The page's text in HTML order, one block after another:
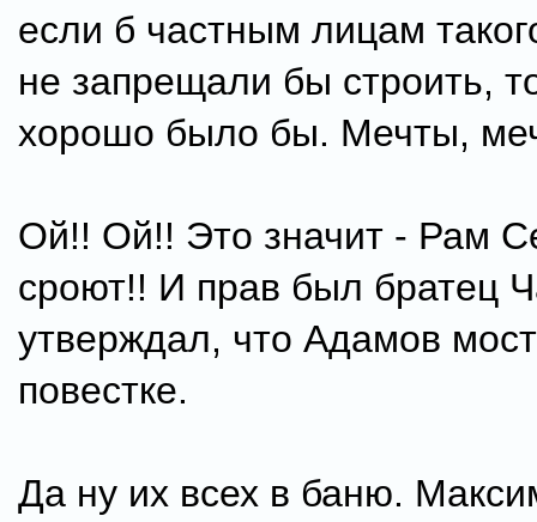
если б частным лицам
не запрещали бы строить,
хорошо было бы. Мечты,
Ой!! Ой!! Это значит - Рам
сроют!! И прав был братец
утверждал, что Адамов
повестке.
Да ну их всех в баню.